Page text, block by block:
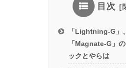
目次
「Lightning-G」、
「Magnate-G」
ックとやらは